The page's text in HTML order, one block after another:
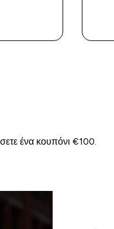
ένα κουπόνι €100.